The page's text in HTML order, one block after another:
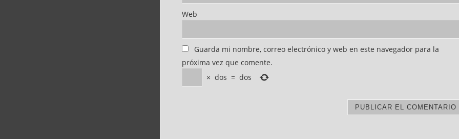
Web
Guarda mi nombre, correo electrónico y web en este navegador para la
próxima vez que comente.
× dos = dos